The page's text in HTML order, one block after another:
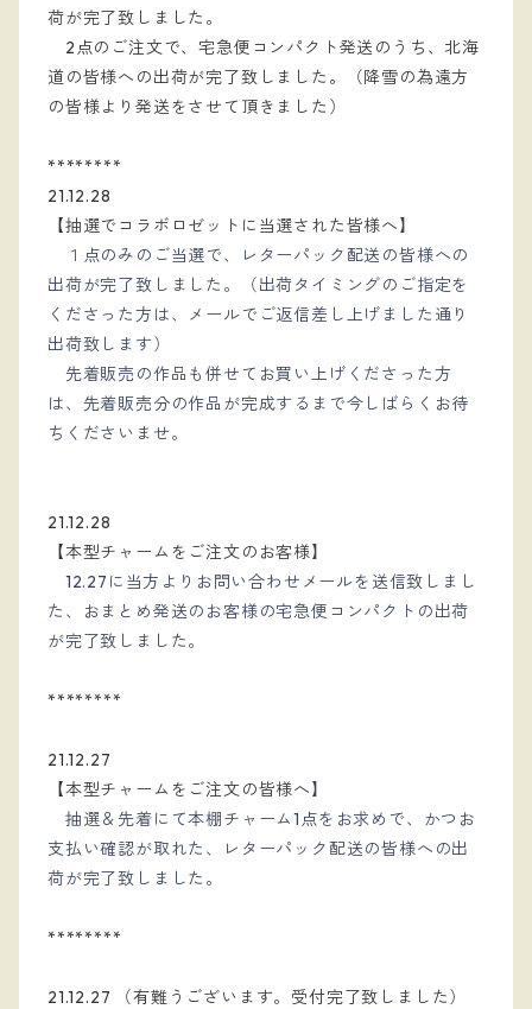
荷が完了致しました。
2点のご注文で、宅急便コンパクト発送のうち、北海
道の皆様への出荷が完了致しました。（降雪の為遠方
の皆様より発送をさせて頂きました）
********
21.12.28
【抽選でコラボロゼットに当選された皆様へ】
１点のみのご当選で、レターパック配送の皆様への
出荷が完了致しました。（出荷タイミングのご指定を
くださった方は、メールでご返信差し上げました通り
出荷致します）
先着販売の作品も併せてお買い上げくださった方
は、先着販売分の作品が完成するまで今しばらくお待
ちくださいませ。
21.12.28
【本型チャームをご注文のお客様】
12.27に当方よりお問い合わせメールを送信致しまし
た、おまとめ発送のお客様の宅急便コンパクトの出荷
が完了致しました。
********
21.12.27
【本型チャームをご注文の皆様へ】
抽選＆先着にて本棚チャーム1点をお求めで、かつお
支払い確認が取れた、レターパック配送の皆様への出
荷が完了致しました。
********
21.12.27 （有難うございます。受付完了致しました）